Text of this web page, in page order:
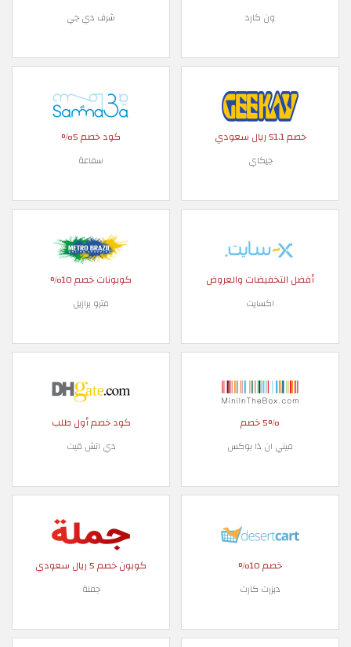
ون كارد شرف دي جي
خصم 51.1 ريال سعودي
جيكاي
كود خصم 5%
سماعة
أفضل التخفيضات والعروض
اكسايت
كوبونات خصم 10%
مترو برازيل
5% خصم
ميني ان ذا بوكس
كود خصم أول طلب
دي اتش قيت
خصم 10%
ديزرت كارت
كوبون خصم 5 ريال سعودي
جملة